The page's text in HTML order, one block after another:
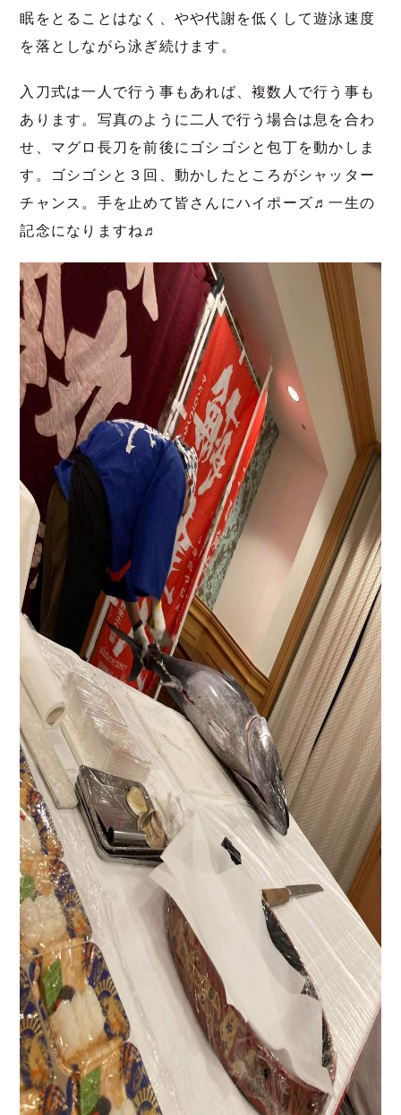
眠をとることはなく、やや代謝を低くして遊泳速度
を落としながら泳ぎ続けます。
入刀式は一人で行う事もあれば、複数人で行う事も
あります。写真のように二人で行う場合は息を合わ
せ、マグロ長刀を前後にゴシゴシと包丁を動かしま
す。ゴシゴシと３回、動かしたところがシャッター
チャンス。手を止めて皆さんにハイポーズ♬一生の
記念になりますね♬